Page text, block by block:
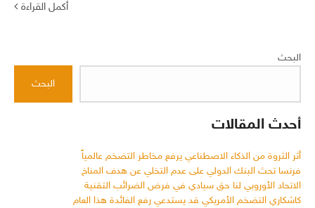
أكمل القراءة
البحث
البحث
أحدث المقالات
أثر الثروة من الذكاء الاصطناعي يرفع مخاطر التضخم عالمياً
فرنسا تحث البنك الدولي على عدم التخلي عن هدف المناخ
الاتحاد الأوروبي لنا حق سيادي في فرض الضرائب التقنية
كاشكاري التضخم الأمريكي قد يستدعي رفع الفائدة هذا العام